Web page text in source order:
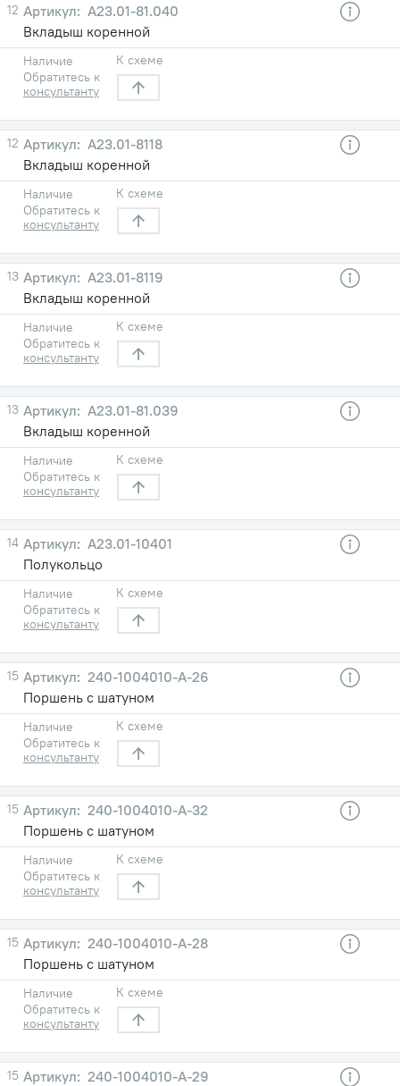
12
A23.01-81.040
Вкладыш коренной
Наличие
Обратитесь к
консультанту
К схеме
12
A23.01-8118
Вкладыш коренной
Наличие
Обратитесь к
консультанту
К схеме
13
A23.01-8119
Вкладыш коренной
Наличие
Обратитесь к
консультанту
К схеме
13
A23.01-81.039
Вкладыш коренной
Наличие
Обратитесь к
консультанту
К схеме
14
A23.01-10401
Полукольцо
Наличие
Обратитесь к
консультанту
К схеме
15
240-1004010-A-26
Поршень с шатуном
Наличие
Обратитесь к
консультанту
К схеме
15
240-1004010-A-32
Поршень с шатуном
Наличие
Обратитесь к
консультанту
К схеме
15
240-1004010-A-28
Поршень с шатуном
Наличие
Обратитесь к
консультанту
К схеме
15
240-1004010-A-29